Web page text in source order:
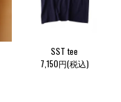
SST tee
7,150円(税込)